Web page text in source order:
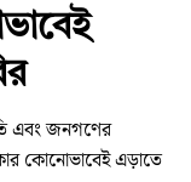
এবং জনগণের
কোনোভাবেই এড়াতে